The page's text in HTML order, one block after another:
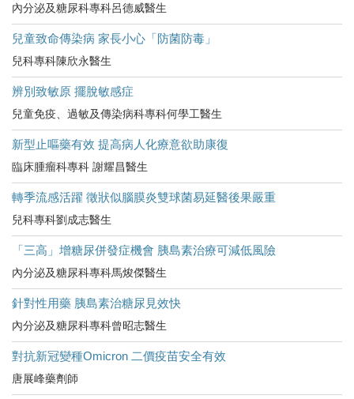
內分泌及糖尿科專科呂德威醫生
兒童致命傳染病 家長小心「防菌防毒」
兒科專科陳欣永醫生
辨別致敏原 擺脫敏感症
兒童免疫、過敏及傳染病科專科何學工醫生
新型止嘔藥有效 提高病人化療意欲助康復
臨床腫瘤科專科 謝耀昌醫生
轉季流感活躍 徵狀似腦膜炎雙球菌易延醫後果嚴重
兒科專科劉成志醫生
「三高」增糖尿併發症機會 胰島素治療可減低風險
內分泌及糖尿科專科馬焌傑醫生
針對性用藥 胰島素治糖尿見效快
內分泌及糖尿科專科曾昭志醫生
對抗新冠變種Omicron 二價疫苗安全有效
唐展峰藥劑師